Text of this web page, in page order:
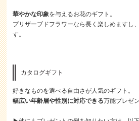
華やかな印象を与えるお花のギフト。
プリザーブドフラワーなら長く楽しめますし
す。
カタログギフト
好きなものを選べる自由さが人気のギフト。
幅広い年齢層や性別に対応できる万能プレゼ